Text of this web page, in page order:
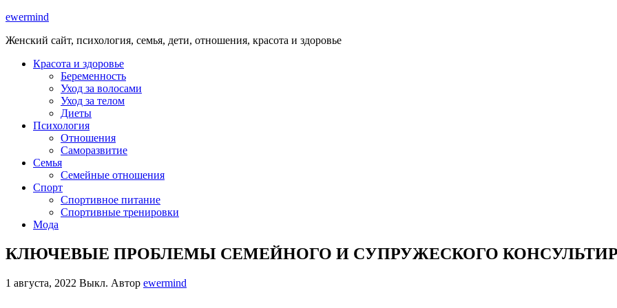
ewermind
Женский сайт, психология, семья, дети, отношения, красота и здоровье
Красота и здоровье
Беременность
Уход за волосами
Уход за телом
Диеты
Психология
Отношения
Саморазвитие
Семья
Семейные отношения
Спорт
Спортивное питание
Спортивные тренировки
Мода
КЛЮЧЕВЫЕ ПРОБЛЕМЫ СЕМЕЙНОГО И СУПРУЖЕСКОГО
1 августа, 2022 Выкл. Автор ewermind